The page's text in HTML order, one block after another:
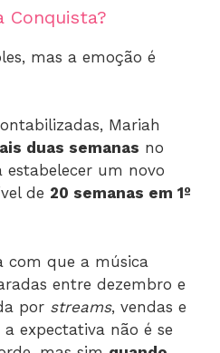
Conquista?
mas a emoção é
Mariah
duas semanas no
um novo
de 20 semanas em 1º
com que a música
entre dezembro e
por streams, vendas e
expectativa não é se